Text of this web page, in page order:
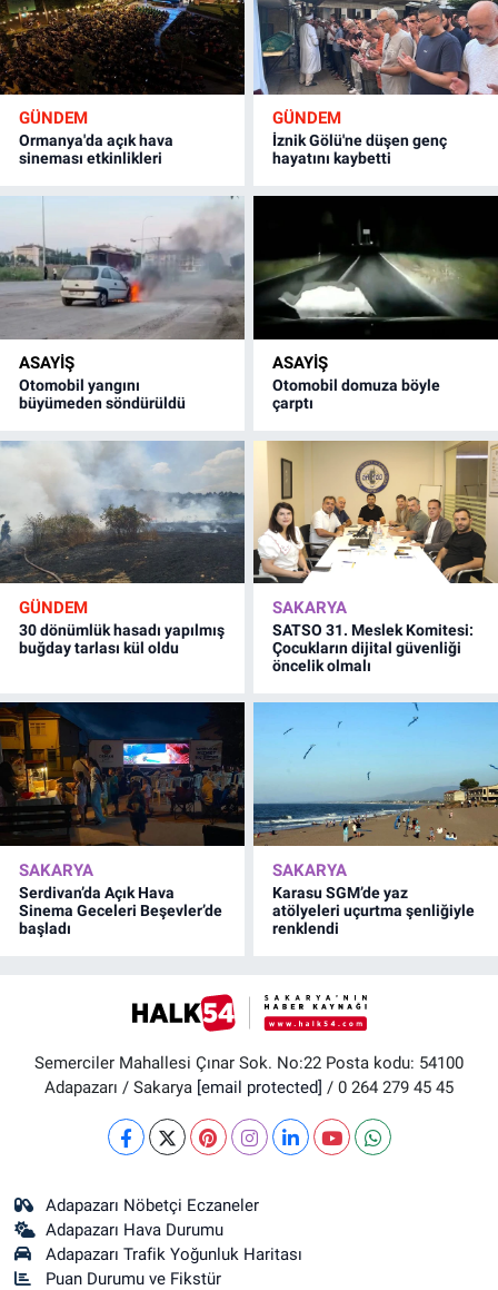
GÜNDEM
Ormanya'da açık hava
sineması etkinlikleri
GÜNDEM
İznik Gölü'ne düşen genç
hayatını kaybetti
ASAYİŞ
Otomobil yangını
büyümeden söndürüldü
ASAYİŞ
Otomobil domuza böyle
çarptı
GÜNDEM
30 dönümlük hasadı yapılmış
buğday tarlası kül oldu
SAKARYA
SATSO 31. Meslek Komitesi:
Çocukların dijital güvenliği
öncelik olmalı
SAKARYA
Serdivan’da Açık Hava
Sinema Geceleri Beşevler’de
başladı
SAKARYA
Karasu SGM’de yaz
atölyeleri uçurtma şenliğiyle
renklendi
Semerciler Mahallesi Çınar Sok. No:22 Posta kodu: 54100
Adapazarı / Sakarya [email protected] / 0 264 279 45 45
Adapazarı Nöbetçi Eczaneler
Adapazarı Hava Durumu
Adapazarı Trafik Yoğunluk Haritası
Puan Durumu ve Fikstür